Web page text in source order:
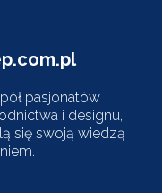
pasjonatów
i designu,
się swoją wiedzą